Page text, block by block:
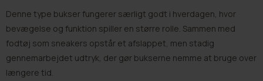
Denne type bukser fungerer særligt godt i hverdagen, hvor
bevægelse og funktion spiller en større rolle. Sammen med
fodtøj som sneakers opstår et afslappet, men stadig
gennemarbejdet udtryk, der gør bukserne nemme at bruge over
længere tid.